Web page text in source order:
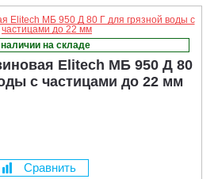
на складе
Elitech МБ 950 Д 80
с частицами до 22 мм
Сравнить